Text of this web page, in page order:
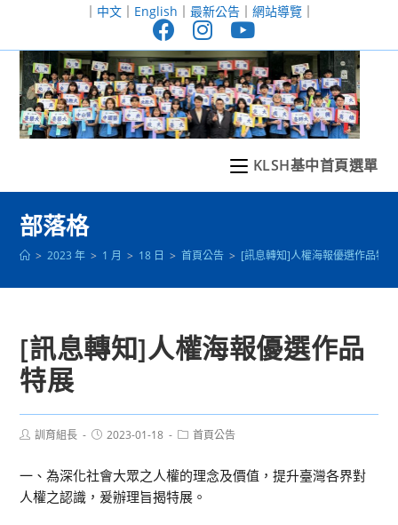
至
｜ 中文｜ English ｜ 最新公告｜ 網站導覽｜
KLSH基中首頁選單
部落格
> 2023 年 > 1 月 > 18 日 > 首頁公告 > [訊息轉知]人權海報優選作品特展
[訊息轉知]人權海報優選作品
特展
Post訓育組長
Post2023-01-18
Post首頁公告
一、為深化社會大眾之人權的理念及價值，提升臺灣各界對
人權之認識，爰辦理旨揭特展。